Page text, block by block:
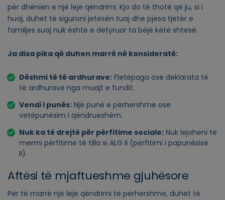
për dhënien e një leje qëndrimi. Kjo do të thotë që ju, si i
huaj, duhet të siguroni jetesën tuaj dhe pjesa tjetër e
familjes suaj nuk është e detyruar ta bëjë këtë shtesë.
Ja disa pika që duhen marrë në konsideratë:
Dëshmi të të ardhurave: Fletëpaga ose deklarata të
të ardhurave nga muajt e fundit.
Vendi i punës: Një punë e përhershme ose
vetëpunësim i qëndrueshëm.
Nuk ka të drejtë për përfitime sociale: Nuk lejoheni të
merrni përfitime të tilla si ALG II (përfitimi i papunësisë
II).
Aftësi të mjaftueshme gjuhësore
Për të marrë një leje qëndrimi të përhershme, duhet të